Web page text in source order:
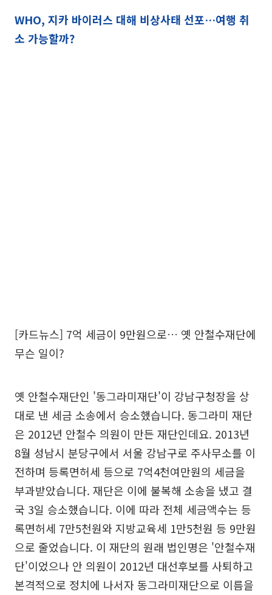
WHO, 지카 바이러스 대해 비상사태 선포…여행 취
소 가능할까?
[카드뉴스] 7억 세금이 9만원으로… 옛 안철수재단에
무슨 일이?
옛 안철수재단인 '동그라미재단'이 강남구청장을 상
대로 낸 세금 소송에서 승소했습니다. 동그라미 재단
은 2012년 안철수 의원이 만든 재단인데요. 2013년
8월 성남시 분당구에서 서울 강남구로 주사무소를 이
전하며 등록면허세 등으로 7억4천여만원의 세금을
부과받았습니다. 재단은 이에 불복해 소송을 냈고 결
국 3일 승소했습니다. 이에 따라 전체 세금액수는 등
록면허세 7만5천원와 지방교육세 1만5천원 등 9만원
으로 줄었습니다. 이 재단의 원래 법인명은 '안철수재
단'이었으나 안 의원이 2012년 대선후보를 사퇴하고
본격적으로 정치에 나서자 동그라미재단으로 이름을